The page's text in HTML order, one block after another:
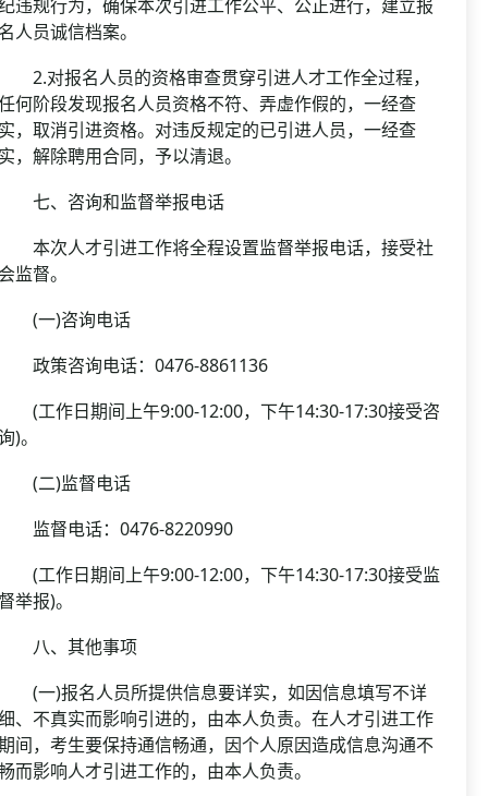
违规行为，确保本次引进工作公平、公正进行，建立报
人员诚信档案。
对报名人员的资格审查贯穿引进人才工作全过程，
何阶段发现报名人员资格不符、弄虚作假的，一经查
，取消引进资格。对违反规定的已引进人员，一经查
，解除聘用合同，予以清退。
、咨询和监督举报电话
次人才引进工作将全程设置监督举报电话，接受社
监督。
一)咨询电话
策咨询电话：0476-8861136
工作日期间上午9:00-12:00，下午14:30-17:30接受咨
)。
二)监督电话
督电话：0476-8220990
工作日期间上午9:00-12:00，下午14:30-17:30接受监
举报)。
、其他事项
一)报名人员所提供信息要详实，如因信息填写不详
、不真实而影响引进的，由本人负责。在人才引进工作
间，考生要保持通信畅通，因个人原因造成信息沟通不
而影响人才引进工作的，由本人负责。